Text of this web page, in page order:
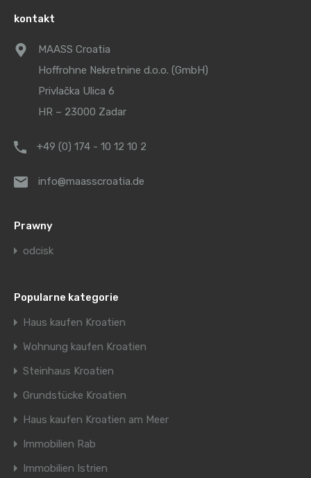
kontakt
MAASS Croatia
Hoffrohne Nekretnine d.o.o. (GmbH)
Privlačka Ulica 6
HR – 23000 Zadar
+49 (0) 174 - 10 12 10 2
info@maasscroatia.de
Prawny
odcisk
Popularne kategorie
Haus kaufen Kroatien
Wohnung kaufen Kroatien
Steinhaus Kroatien
Grundstücke Kroatien
Haus kaufen Kroatien am Meer
Immobilien Rab
Immobilien Istrien